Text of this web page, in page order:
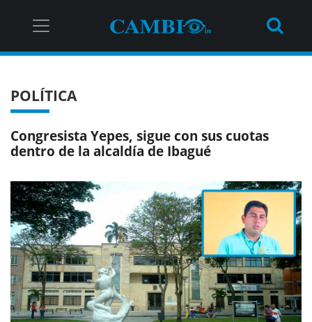
POLÍTICA
Congresista Yepes, sigue con sus cuotas
dentro de la alcaldía de Ibagué